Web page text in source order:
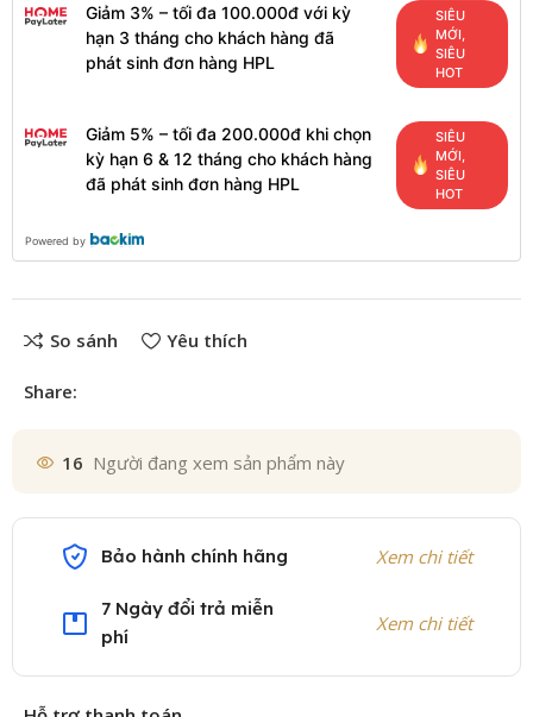
Giảm 3% – tối đa 100.000đ với kỳ
hạn 3 tháng cho khách hàng đã
phát sinh đơn hàng HPL
SIÊU
MỚI,
SIÊU
HOT
Giảm 5% – tối đa 200.000đ khi chọn
kỳ hạn 6 & 12 tháng cho khách hàng
đã phát sinh đơn hàng HPL
SIÊU
MỚI,
SIÊU
HOT
Powered by
So sánh Yêu thích
Share:
16 Người đang xem sản phẩm này
Bảo hành chính hãng Xem chi tiết
7 Ngày đổi trả miễn
phí
Xem chi tiết